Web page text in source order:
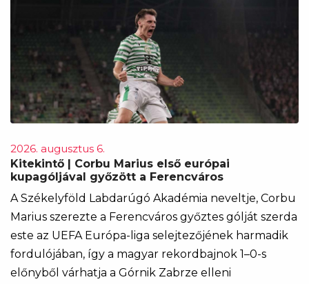
2026. augusztus 6.
Kitekintő | Corbu Marius első európai
kupagóljával győzött a Ferencváros
A Székelyföld Labdarúgó Akadémia neveltje, Corbu
Marius szerezte a Ferencváros győztes gólját szerda
este az UEFA Európa-liga selejtezőjének harmadik
fordulójában, így a magyar rekordbajnok 1–0-s
előnyből várhatja a Górnik Zabrze elleni